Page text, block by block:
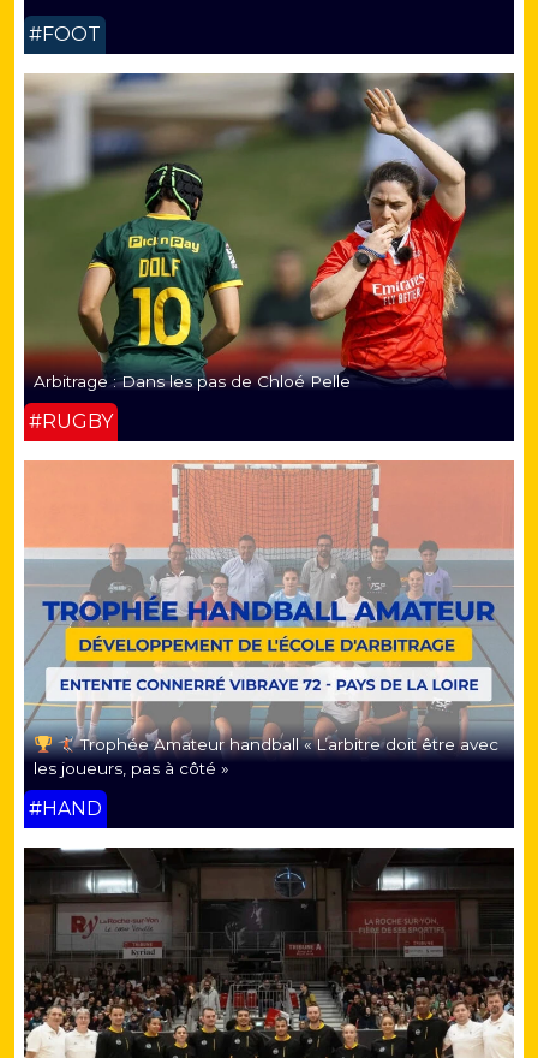
#FOOT
Arbitrage : Dans les pas de Chloé Pelle
#RUGBY
Trophée Amateur handball « L’arbitre doit être avec
les joueurs, pas à côté »
#HAND